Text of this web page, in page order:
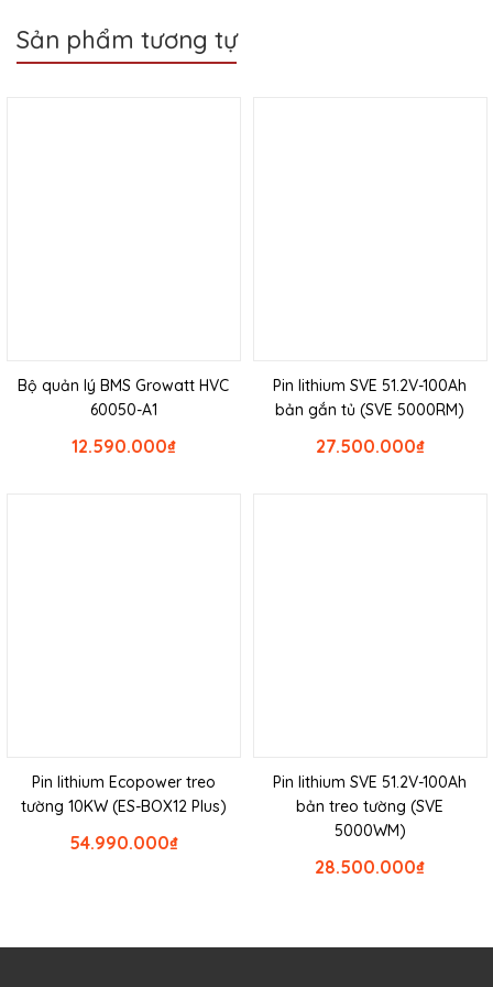
Sản phẩm tương tự
Bộ quản lý BMS Growatt HVC
60050-A1
₫
12.590.000
Pin lithium SVE 51.2V-100Ah
bản gắn tủ (SVE 5000RM)
₫
27.500.000
Pin lithium Ecopower treo
tường 10KW (ES-BOX12 Plus)
₫
54.990.000
Pin lithium SVE 51.2V-100Ah
bản treo tường (SVE
5000WM)
₫
28.500.000